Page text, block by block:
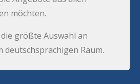
möchten.
größte Auswahl an
Raum.